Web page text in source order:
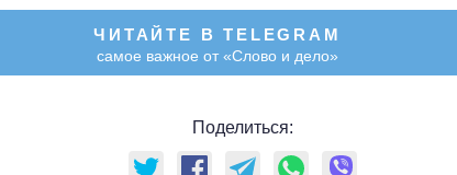
ЧИТАЙТЕ В TELEGRAM
самое важное от «Слово и дело»
Поделиться: